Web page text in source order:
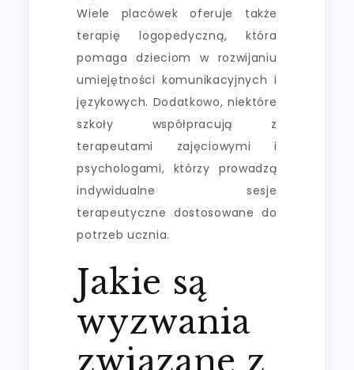
Wiele placówek oferuje także
terapię logopedyczną, która
pomaga dzieciom w rozwijaniu
umiejętności komunikacyjnych i
językowych. Dodatkowo, niektóre
szkoły współpracują z
terapeutami zajęciowymi i
psychologami, którzy prowadzą
indywidualne sesje
terapeutyczne dostosowane do
potrzeb ucznia.
Jakie są
wyzwania
związane z